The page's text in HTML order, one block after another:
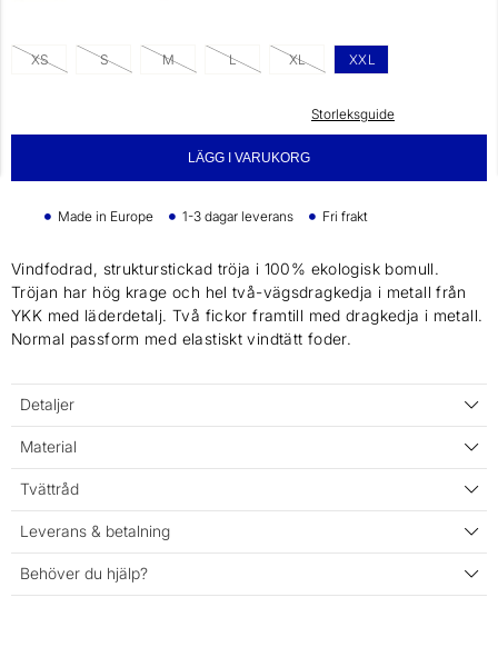
XS S M L XL XXL
Storleksguide
LÄGG I VARUKORG
Made in Europe 1-3 dagar leverans Fri frakt
Vindfodrad, strukturstickad tröja i 100% ekologisk bomull.
Tröjan har hög krage och hel två-vägsdragkedja i metall från
YKK med läderdetalj. Två fickor framtill med dragkedja i metall.
Normal passform med elastiskt vindtätt foder.
Detaljer
Material
Tvättråd
Leverans & betalning
Behöver du hjälp?